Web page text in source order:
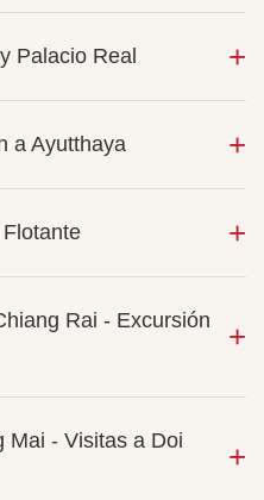
Palacio Real
a Ayutthaya
Rai - Excursión
Mai - Visitas a Doi